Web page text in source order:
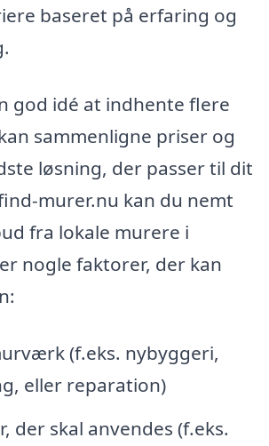
baseret på erfaring og
god idé at indhente flere
sammenligne priser og
løsning, der passer til dit
murer.nu kan du nemt
fra lokale murere i
nogle faktorer, der kan
(f.eks. nybyggeri,
eller reparation)
der skal anvendes (f.eks.